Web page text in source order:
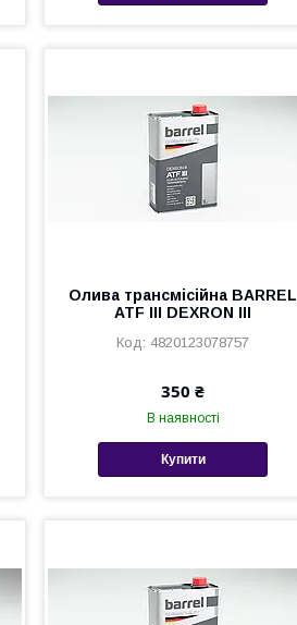
Олива трансмісійна BARREL
ATF III DEXRON III
4820123078757
350 ₴
В наявності
Купити